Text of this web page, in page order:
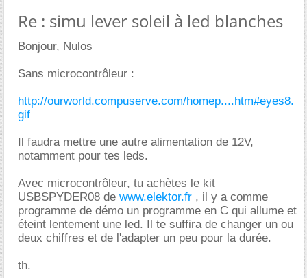
Re : simu lever soleil à led blanches
Bonjour, Nulos
Sans microcontrôleur :
http://ourworld.compuserve.com/homep....htm#eyes8.
gif
Il faudra mettre une autre alimentation de 12V,
notamment pour tes leds.
Avec microcontrôleur, tu achètes le kit
USBSPYDER08 de www.elektor.fr , il y a comme
programme de démo un programme en C qui allume et
éteint lentement une led. Il te suffira de changer un ou
deux chiffres et de l'adapter un peu pour la durée.
th.